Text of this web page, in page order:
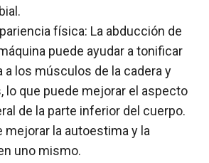
física: La abducción de
puede ayudar a tonificar
a los músculos de la cadera y
lo que puede mejorar el aspecto
de la parte inferior del cuerpo.
mejorar la autoestima y la
uno mismo.